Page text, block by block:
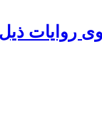
روایات